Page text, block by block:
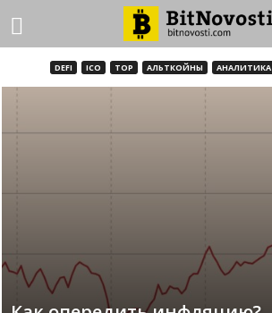
DEFI ICO TOP АЛЬТКОЙНЫ АНАЛИТИКА